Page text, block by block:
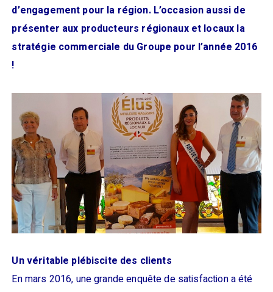
d’engagement pour la région. L’occasion aussi de
présenter aux producteurs régionaux et locaux la
stratégie commerciale du Groupe pour l’année 2016
!
Un véritable plébiscite des clients
En mars 2016, une grande enquête de satisfaction a été